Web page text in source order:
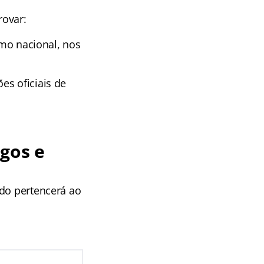
nacional, nos
oficiais de
e
pertencerá ao